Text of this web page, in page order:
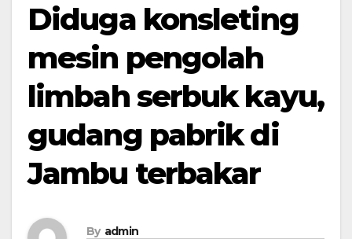
Diduga konsleting
mesin pengolah
limbah serbuk kayu,
gudang pabrik di
Jambu terbakar
By admin